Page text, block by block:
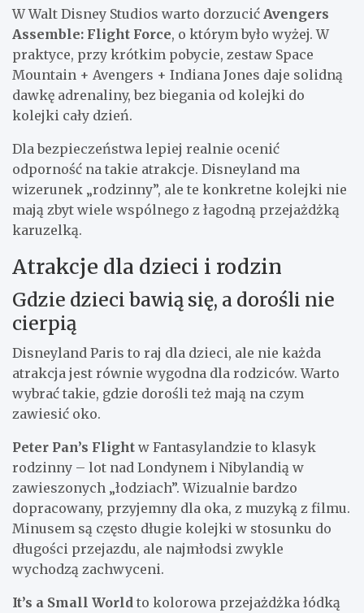
W Walt Disney Studios warto dorzucić Avengers
Assemble: Flight Force, o którym było wyżej. W
praktyce, przy krótkim pobycie, zestaw Space
Mountain + Avengers + Indiana Jones daje solidną
dawkę adrenaliny, bez biegania od kolejki do
kolejki cały dzień.
Dla bezpieczeństwa lepiej realnie ocenić
odporność na takie atrakcje. Disneyland ma
wizerunek „rodzinny”, ale te konkretne kolejki nie
mają zbyt wiele wspólnego z łagodną przejażdżką
karuzelką.
Atrakcje dla dzieci i rodzin
Gdzie dzieci bawią się, a dorośli nie
cierpią
Disneyland Paris to raj dla dzieci, ale nie każda
atrakcja jest równie wygodna dla rodziców. Warto
wybrać takie, gdzie dorośli też mają na czym
zawiesić oko.
Peter Pan’s Flight w Fantasylandzie to klasyk
rodzinny – lot nad Londynem i Nibylandią w
zawieszonych „łodziach”. Wizualnie bardzo
dopracowany, przyjemny dla oka, z muzyką z filmu.
Minusem są często długie kolejki w stosunku do
długości przejazdu, ale najmłodsi zwykle
wychodzą zachwyceni.
It’s a Small World to kolorowa przejażdżka łódką